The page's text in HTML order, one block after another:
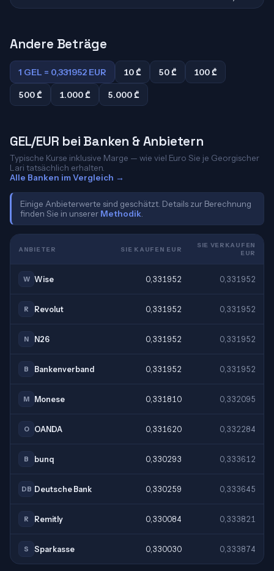
Andere Beträge
1 GEL = 0,331952 EUR 10 ₾ 50 ₾ 100 ₾
500 ₾ 1.000 ₾ 5.000 ₾
GEL/EUR bei Banken & Anbietern
Typische Kurse inklusive Marge — wie viel Euro Sie je Georgischer
Lari tatsächlich erhalten.
Alle Banken im Vergleich →
Einige Anbieterwerte sind geschätzt. Details zur Berechnung
finden Sie in unserer Methodik
ANBIETER SIE KAUFEN EUR
SIE VERKAUFEN
EUR
W Wise 0,331952 0,331952
R Revolut 0,331952 0,331952
N N26 0,331952 0,331952
B Bankenverband 0,331952 0,331952
M Monese 0,331810 0,332095
O OANDA 0,331620 0,332284
B bunq 0,330293 0,333612
DB Deutsche Bank 0,330259 0,333645
R Remitly 0,330084 0,333821
S Sparkasse 0,330030 0,333874